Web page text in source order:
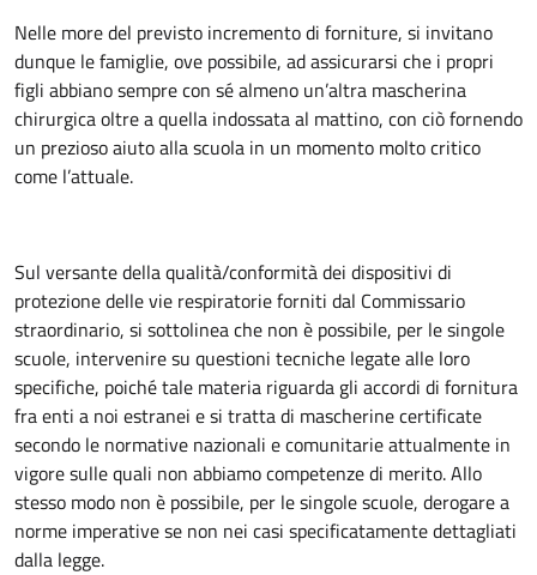
Nelle more del previsto incremento di forniture, si invitano
dunque le famiglie, ove possibile, ad assicurarsi che i propri
figli abbiano sempre con sé almeno un’altra mascherina
chirurgica oltre a quella indossata al mattino, con ciò fornendo
un prezioso aiuto alla scuola in un momento molto critico
come l’attuale.
Sul versante della qualità/conformità dei dispositivi di
protezione delle vie respiratorie forniti dal Commissario
straordinario, si sottolinea che non è possibile, per le singole
scuole, intervenire su questioni tecniche legate alle loro
specifiche, poiché tale materia riguarda gli accordi di fornitura
fra enti a noi estranei e si tratta di mascherine certificate
secondo le normative nazionali e comunitarie attualmente in
vigore sulle quali non abbiamo competenze di merito. Allo
stesso modo non è possibile, per le singole scuole, derogare a
norme imperative se non nei casi specificatamente dettagliati
dalla legge.